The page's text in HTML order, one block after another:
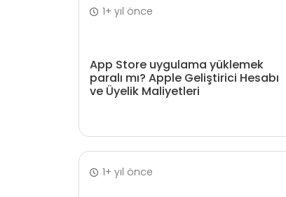
1+ yıl önce
App Store uygulama yüklemek
paralı mı? Apple Geliştirici Hesabı
ve Üyelik Maliyetleri
1+ yıl önce